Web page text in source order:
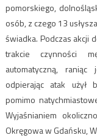
pomorskiego,
osób, z czego 13
świadka. Podczas akcji
trakcie czynności
automatyczną,
odpierając atak użył
pomimo
Wyjaśnianiem
Okręgowa w Gdańsku,